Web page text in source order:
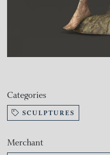
Categories
SCULPTURES
Merchant